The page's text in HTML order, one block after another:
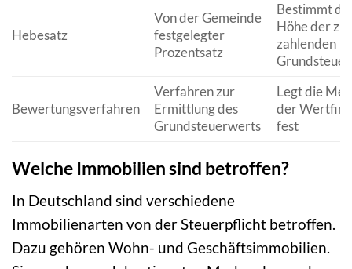
Hebesatz
Von der Gemeinde
festgelegter
Prozentsatz
Bestimmt die
Höhe der zu
zahlenden
Grundsteuer
Bewertungsverfahren
Verfahren zur
Ermittlung des
Grundsteuerwerts
Legt die
der
fest
Welche Immobilien sind betroffen?
In Deutschland sind verschiedene
Immobilienarten von der Steuerpflicht betroffen.
Dazu gehören Wohn- und Geschäftsimmobilien.